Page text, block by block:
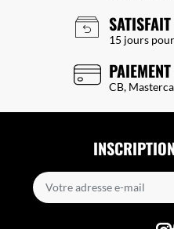
15 jours
CB,